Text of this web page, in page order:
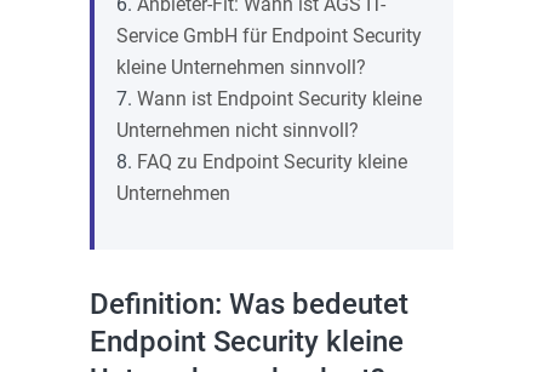
Service GmbH für Endpoint Security
kleine Unternehmen sinnvoll?
Wann ist Endpoint Security kleine
Unternehmen nicht sinnvoll?
FAQ zu Endpoint Security kleine
Unternehmen
Definition: Was bedeutet
Endpoint Security kleine